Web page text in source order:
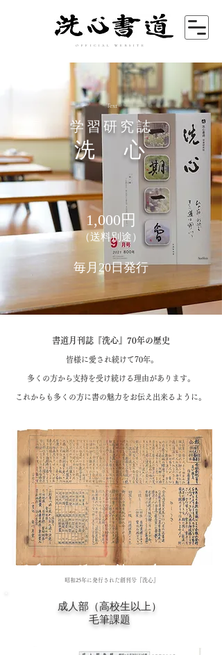
OFFICIAL WEBSITE
書道テキスト、書道教科書、書道月刊誌、習字テキスト、習字教書、書道参考書、習字参考書、書道、習字、テキスト、参考書、教科書
書道テキスト、書道教科書、書道月刊誌、習
字テキスト、習字教書、書道参考書、習字参
考書、書道、習字、テキスト、参考書、教科
Text
学習研究誌
​洗 心
1,000円
（送料別途）
毎月 20日発行
書道月刊誌『洗心』70年の歴史
皆様に愛され続けて70年。
​多くの方から支持を受け続ける理由があります。
​これからも多くの方に書の魅力をお伝え出来るように。
昭和25年に発行された創刊号『洗心』​
成人部（高校生以上）
毛筆課題